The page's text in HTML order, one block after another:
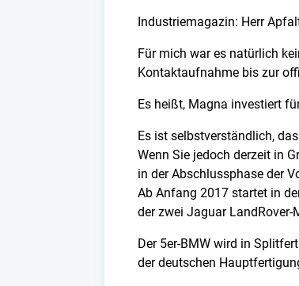
Industriemagazin: Herr
Für mich war es natürlich
Kontaktaufnahme bis zur
Es heißt, Magna investiert
Es ist selbstverständlich,
Wenn Sie jedoch derzeit in
in der Abschlussphase der
Ab Anfang 2017 startet in
der zwei Jaguar LandRover-
Der 5er-BMW wird in
der deutschen